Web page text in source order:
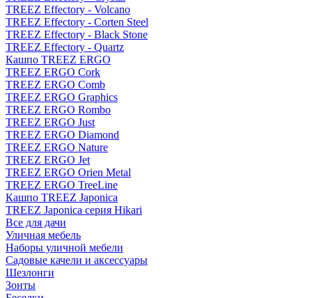
TREEZ Effectory - Volcano
TREEZ Effectory - Corten Steel
TREEZ Effectory - Black Stone
TREEZ Effectory - Quartz
Кашпо TREEZ ERGO
TREEZ ERGO Cork
TREEZ ERGO Comb
TREEZ ERGO Graphics
TREEZ ERGO Rombo
TREEZ ERGO Just
TREEZ ERGO Diamond
TREEZ ERGO Nature
TREEZ ERGO Jet
TREEZ ERGO Orien Metal
TREEZ ERGO TreeLine
Кашпо TREEZ Japonica
TREEZ Japonica серия Hikari
Все для дачи
Уличная мебель
Наборы уличной мебели
Садовые качели и аксессуары
Шезлонги
Зонты